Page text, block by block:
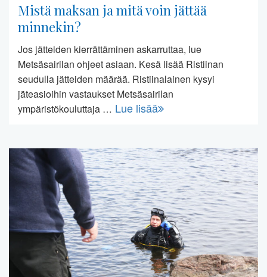
Mistä maksan ja mitä voin jättää
minnekin?
Jos jätteiden kierrättäminen askarruttaa, lue
Metsäsairilan ohjeet asiaan. Kesä lisää Ristiinan
seudulla jätteiden määrää. Ristiinalainen kysyi
jäteasioihin vastaukset Metsäsairilan
ympäristökouluttaja … Lue lisää